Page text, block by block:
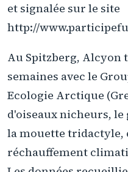
et signalée sur le site
http://
Au Spitzberg, Alcyon
semaines avec le
Ecologie Arctique
d'oiseaux nicheurs,
la mouette tridactyle,
réchauffement